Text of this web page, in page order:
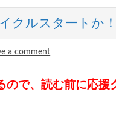
クルスタートか
a comment
で、読む前に応援